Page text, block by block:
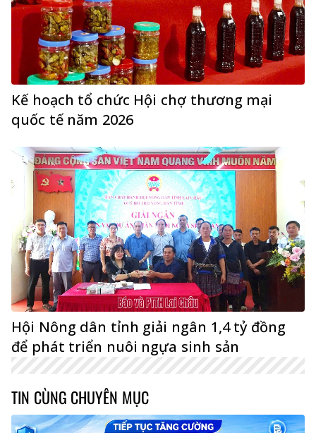
Kế hoạch tổ chức Hội chợ thương mại
quốc tế năm 2026
Hội Nông dân tỉnh giải ngân 1,4 tỷ đồng
để phát triển nuôi ngựa sinh sản
TIN CÙNG CHUYÊN MỤC